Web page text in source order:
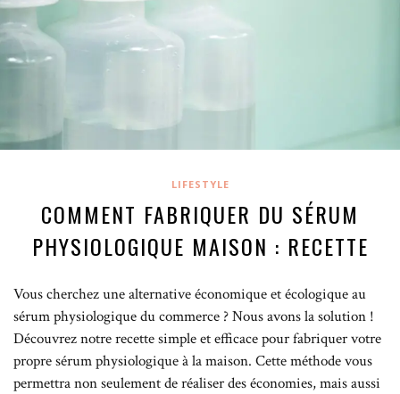
LIFESTYLE
COMMENT FABRIQUER DU SÉRUM
PHYSIOLOGIQUE MAISON : RECETTE
Vous cherchez une alternative économique et écologique au
sérum physiologique du commerce ? Nous avons la solution !
Découvrez notre recette simple et efficace pour fabriquer votre
propre sérum physiologique à la maison. Cette méthode vous
permettra non seulement de réaliser des économies, mais aussi